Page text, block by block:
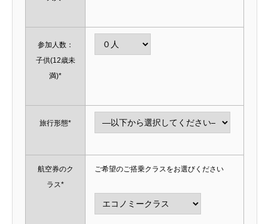
参加人数：
子供(12歳未
満)*
旅行形態*
航空券のク
ラス*
ご希望のご搭乗クラスをお選びください